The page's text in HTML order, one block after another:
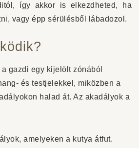
így akkor is elkezdheted, ha
vagy épp sérülésből lábadozol.
gazdi egy kijelölt zónából
és testjelekkel, miközben a
halad át. Az akadályok a
amelyeken a kutya átfut.